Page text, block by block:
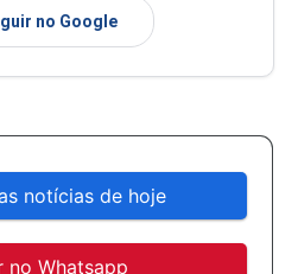
no Google
notícias de hoje
no Whatsapp